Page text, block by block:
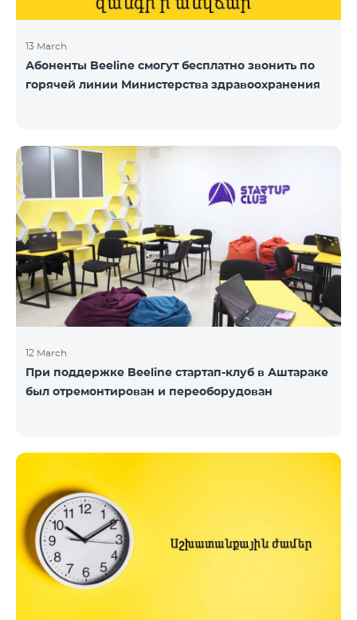
13 March
Абоненты Beeline смогут бесплатно звонить по
горячей линии Министерства здравоохранения
12 March
При поддержке Beeline стартап-клуб в Аштараке
был отремонтирован и переоборудован